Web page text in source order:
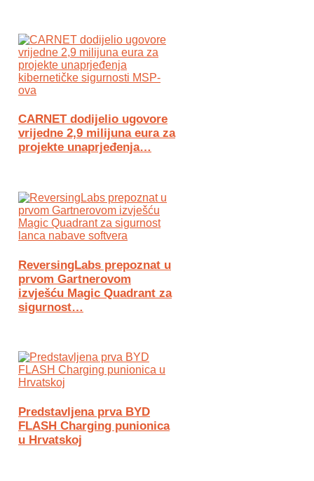
CARNET dodijelio ugovore
vrijedne 2,9 milijuna eura za
projekte unaprjeđenja…
ReversingLabs prepoznat u
prvom Gartnerovom
izvješću Magic Quadrant za
sigurnost…
Predstavljena prva BYD
FLASH Charging punionica
u Hrvatskoj